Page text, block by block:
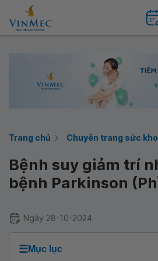
Trang chủ Chuyên trang sức
Bệnh suy giảm trí
bệnh Parkinson
Ngày 28-10-2024
☰Mục lục